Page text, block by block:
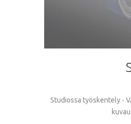
Studiossa työskentely -